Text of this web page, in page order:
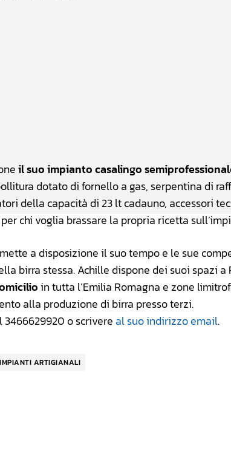
il suo impianto casalingo
dotato di fornello a gas, serpentina di
della capacità di 23 lt cadauno, accessori
chi voglia brassare la propria ricetta
a disposizione il suo tempo e le sue
birra stessa. Achille dispone dei suoi spazi
in tutta l’Emilia Romagna e zone
alla produzione di birra presso terzi.
o scrivere al suo indirizzo email.
IMPIANTI ARTIGIANALI